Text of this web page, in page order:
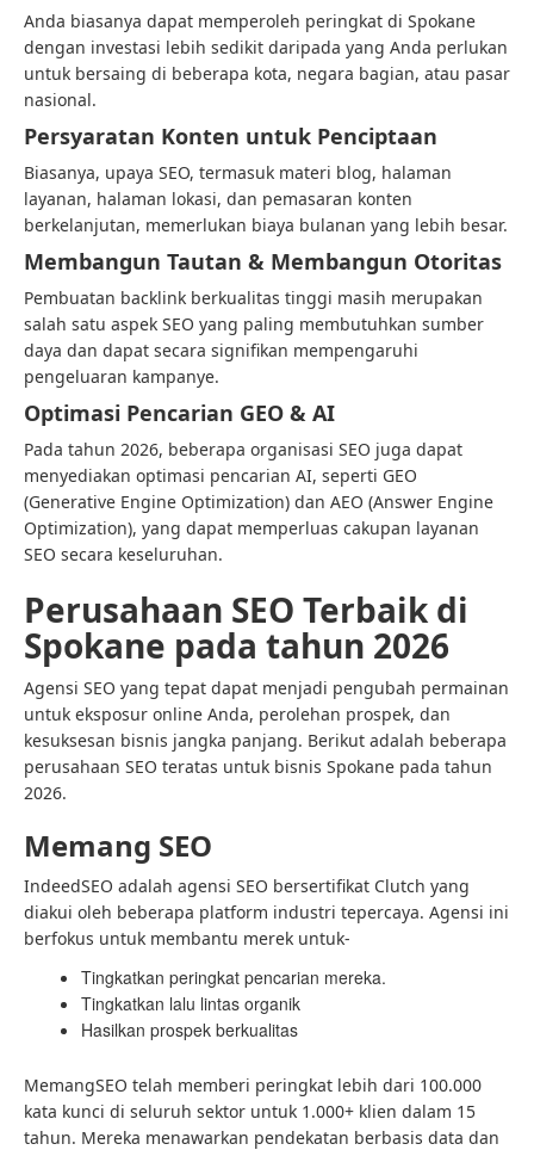
Anda biasanya dapat memperoleh peringkat di Spokane
dengan investasi lebih sedikit daripada yang Anda perlukan
untuk bersaing di beberapa kota, negara bagian, atau pasar
nasional.
Persyaratan Konten untuk Penciptaan
Biasanya, upaya SEO, termasuk materi blog, halaman
layanan, halaman lokasi, dan pemasaran konten
berkelanjutan, memerlukan biaya bulanan yang lebih besar.
Membangun Tautan & Membangun Otoritas
Pembuatan backlink berkualitas tinggi masih merupakan
salah satu aspek SEO yang paling membutuhkan sumber
daya dan dapat secara signifikan mempengaruhi
pengeluaran kampanye.
Optimasi Pencarian GEO & AI
Pada tahun 2026, beberapa organisasi SEO juga dapat
menyediakan optimasi pencarian AI, seperti GEO
(Generative Engine Optimization) dan AEO (Answer Engine
Optimization), yang dapat memperluas cakupan layanan
SEO secara keseluruhan.
Perusahaan SEO Terbaik di
Spokane pada tahun 2026
Agensi SEO yang tepat dapat menjadi pengubah permainan
untuk eksposur online Anda, perolehan prospek, dan
kesuksesan bisnis jangka panjang. Berikut adalah beberapa
perusahaan SEO teratas untuk bisnis Spokane pada tahun
2026.
Memang SEO
IndeedSEO adalah agensi SEO bersertifikat Clutch yang
diakui oleh beberapa platform industri tepercaya. Agensi ini
berfokus untuk membantu merek untuk-
Tingkatkan peringkat pencarian mereka.
Tingkatkan lalu lintas organik
Hasilkan prospek berkualitas
MemangSEO telah memberi peringkat lebih dari 100.000
kata kunci di seluruh sektor untuk 1.000+ klien dalam 15
tahun. Mereka menawarkan pendekatan berbasis data dan